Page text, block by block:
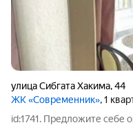
улица Сибгата Хакима,44
ЖК «Современник», 1
id:1741. Предложите себе